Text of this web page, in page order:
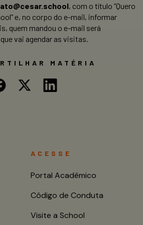
, com o título “Quero
e, no corpo do e-mail, informar
quem mandou o e-mail será
vai agendar as visitas.
MATÉRIA
ACESSE
Portal Acadêmico
Código de Conduta
Visite a School